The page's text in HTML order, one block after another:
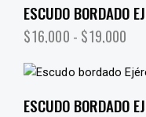
ESCUDO BORDADO
$16,000 - $19,000
ESCUDO BORDADO